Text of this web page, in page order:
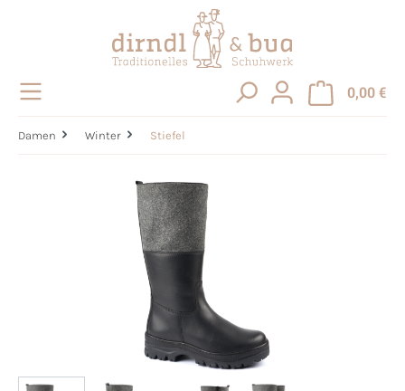
0,00 €
Damen Winter Stiefel
Bildergalerie überspringen